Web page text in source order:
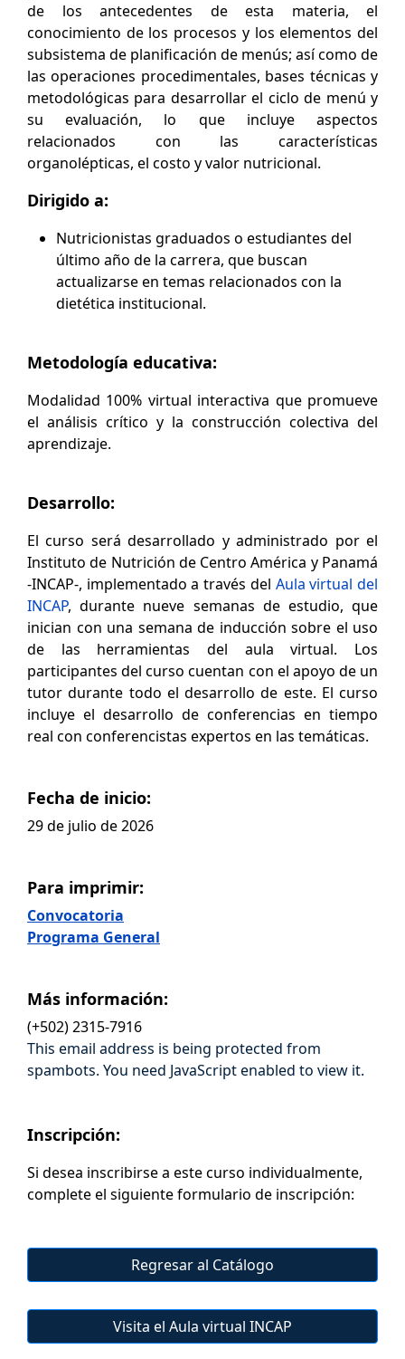
de los antecedentes de esta materia, el
conocimiento de los procesos y los elementos del
subsistema de planificación de menús; así como de
las operaciones procedimentales, bases técnicas y
metodológicas para desarrollar el ciclo de menú y
su evaluación, lo que incluye aspectos
relacionados con las características
organolépticas, el costo y valor nutricional.
Dirigido a:
Nutricionistas graduados o estudiantes del
último año de la carrera, que buscan
actualizarse en temas relacionados con la
dietética institucional.
Metodología educativa:
Modalidad 100% virtual interactiva que promueve
el análisis crítico y la construcción colectiva del
aprendizaje.
Desarrollo:
El curso será desarrollado y administrado por el
Instituto de Nutrición de Centro América y Panamá
-INCAP-, implementado a través del Aula virtual del
INCAP, durante nueve semanas de estudio, que
inician con una semana de inducción sobre el uso
de las herramientas del aula virtual. Los
participantes del curso cuentan con el apoyo de un
tutor durante todo el desarrollo de este. El curso
incluye el desarrollo de conferencias en tiempo
real con conferencistas expertos en las temáticas.
Fecha de inicio:
29 de julio de 2026
Para imprimir:
Convocatoria
Programa General
Más información:
(+502) 2315-7916
This email address is being protected from
spambots. You need JavaScript enabled to view it.
Inscripción:
Si desea inscribirse a este curso individualmente,
complete el siguiente formulario de inscripción:
Regresar al Catálogo
Visita el Aula virtual INCAP